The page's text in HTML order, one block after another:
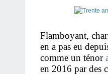
Flamboyant,
en a pas eu
comme un ténor
en 2016 par des